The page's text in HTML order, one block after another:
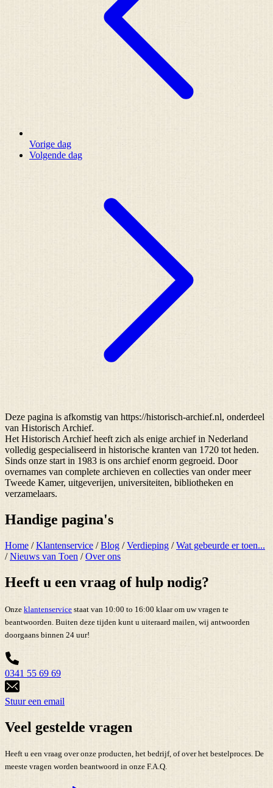
Vorige dag
Volgende dag
Deze pagina is afkomstig van https://historisch-archief.nl, onderdeel
van Historisch Archief.
Het Historisch Archief heeft zich als enige archief in Nederland
volledig gespecialiseerd in historische kranten van 1720 tot heden.
Sinds onze start in 1983 is ons archief enorm gegroeid. Door
overnames van complete archieven en collecties van onder meer
Tweede Kamer, uitgeverijen, universiteiten, bibliotheken en
verzamelaars.
Handige pagina's
Home /Klantenservice /Blog /Verdieping /Wat gebeurde er toen...
/Nieuws van Toen /Over ons
Heeft u een vraag of hulp nodig?
Onze klantenservice staat van 10:00 to 16:00 klaar om uw vragen te
beantwoorden. Buiten deze tijden kunt u uiteraard mailen, wij antwoorden
doorgaans binnen 24 uur!
0341 55 69 69
Stuur een email
Veel gestelde vragen
Heeft u een vraag over onze producten, het bedrijf, of over het bestelproces. De
meeste vragen worden beantwoord in onze F.A.Q.